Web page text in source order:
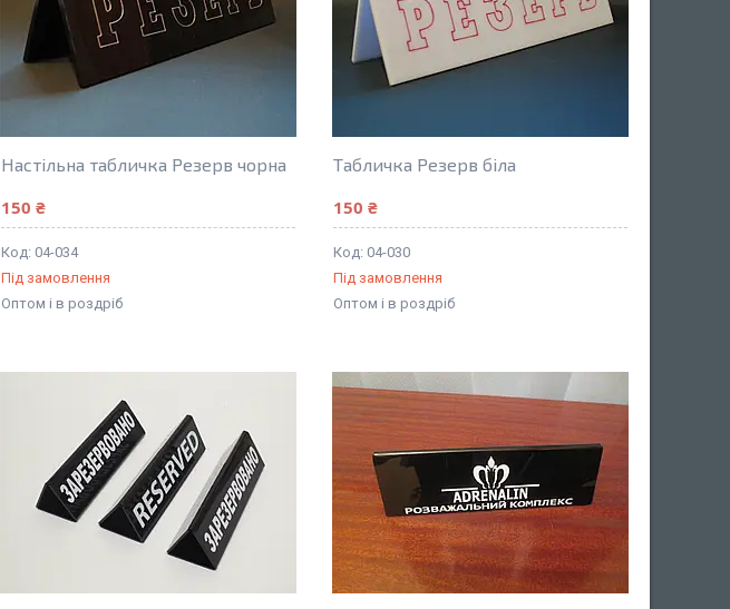
Настільна табличка Резерв чорна
150 ₴
04-034
Під замовлення
Оптом і в роздріб
Табличка Резерв біла
150 ₴
04-030
Під замовлення
Оптом і в роздріб